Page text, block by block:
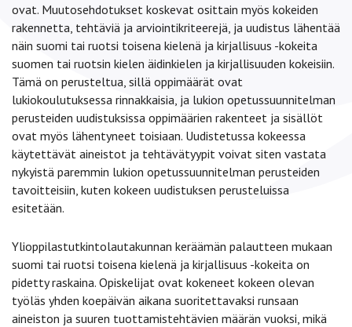
ovat. Muutosehdotukset koskevat osittain myös kokeiden
rakennetta, tehtäviä ja arviointikriteerejä, ja uudistus lähentää
näin suomi tai ruotsi toisena kielenä ja kirjallisuus -kokeita
suomen tai ruotsin kielen äidinkielen ja kirjallisuuden kokeisiin.
Tämä on perusteltua, sillä oppimäärät ovat
lukiokoulutuksessa rinnakkaisia, ja lukion opetussuunnitelman
perusteiden uudistuksissa oppimäärien rakenteet ja sisällöt
ovat myös lähentyneet toisiaan. Uudistetussa kokeessa
käytettävät aineistot ja tehtävätyypit voivat siten vastata
nykyistä paremmin lukion opetussuunnitelman perusteiden
tavoitteisiin, kuten kokeen uudistuksen perusteluissa
esitetään.
Ylioppilastutkintolautakunnan keräämän palautteen mukaan
suomi tai ruotsi toisena kielenä ja kirjallisuus -kokeita on
pidetty raskaina. Opiskelijat ovat kokeneet kokeen olevan
työläs yhden koepäivän aikana suoritettavaksi runsaan
aineiston ja suuren tuottamistehtävien määrän vuoksi, mikä